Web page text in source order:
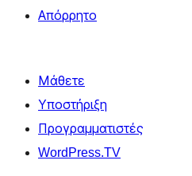
Απόρρητο
Μάθετε
Υποστήριξη
Προγραμματιστές
WordPress.TV